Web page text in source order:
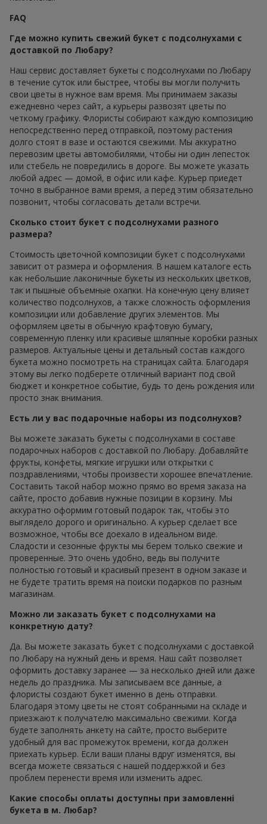
FAQ
Где можно купить свежий букет с подсолнухами с
доставкой по Любару?
Наш сервис доставляет букеты с подсолнухами по Любару
в течение суток или быстрее, чтобы вы могли получить
свои цветы в нужное вам время. Мы принимаем заказы
ежедневно через сайт, а курьеры развозят цветы по
четкому графику. Флористы собирают каждую композицию
непосредственно перед отправкой, поэтому растения
долго стоят в вазе и остаются свежими. Мы аккуратно
перевозим цветы автомобилями, чтобы ни один лепесток
или стебель не повредились в дороге. Вы можете указать
любой адрес — домой, в офис или кафе. Курьер приедет
точно в выбранное вами время, а перед этим обязательно
позвонит, чтобы согласовать детали встречи.
Сколько стоит букет с подсолнухами разного
размера?
Стоимость цветочной композиции букет с подсолнухами
зависит от размера и оформления. В нашем каталоге есть
как небольшие лаконичные букеты из нескольких цветков,
так и пышные объемные охапки. На конечную цену влияет
количество подсолнухов, а также сложность оформления
композиции или добавление других элементов. Мы
оформляем цветы в обычную крафтовую бумагу,
современную пленку или красивые шляпные коробки разных
размеров. Актуальные цены и детальный состав каждого
букета можно посмотреть на страницах сайта. Благодаря
этому вы легко подберете отличный вариант под свой
бюджет и конкретное событие, будь то день рождения или
просто знак внимания.
Есть ли у вас подарочные наборы из подсолнухов?
Вы можете заказать букеты с подсолнухами в составе
подарочных наборов с доставкой по Любару. Добавляйте
фрукты, конфеты, мягкие игрушки или открытки с
поздравлениями, чтобы произвести хорошее впечатление.
Составить такой набор можно прямо во время заказа на
сайте, просто добавив нужные позиции в корзину. Мы
аккуратно оформим готовый подарок так, чтобы это
выглядело дорого и оригинально. А курьер сделает все
возможное, чтобы все доехало в идеальном виде.
Сладости и сезонные фрукты мы берем только свежие и
проверенные. Это очень удобно, ведь вы получите
полностью готовый и красивый презент в одном заказе и
не будете тратить время на поиски подарков по разным
магазинам.
Можно ли заказать букет с подсолнухами на
конкретную дату?
Да. Вы можете заказать букет с подсолнухами с доставкой
по Любару на нужный день и время. Наш сайт позволяет
оформить доставку заранее — за несколько дней или даже
недель до праздника. Мы записываем все данные, а
флористы создают букет именно в день отправки.
Благодаря этому цветы не стоят собранными на складе и
приезжают к получателю максимально свежими. Когда
будете заполнять анкету на сайте, просто выберите
удобный для вас промежуток времени, когда должен
приехать курьер. Если ваши планы вдруг изменятся, вы
всегда можете связаться с нашей поддержкой и без
проблем перенести время или изменить адрес.
Какие способы оплаты доступны при замовленні
букета в м. Любар?